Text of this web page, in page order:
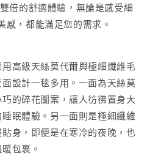
倍的舒適體驗，無論是感受細
感，都能滿足您的需求。
高級天絲莫代爾與極細纖維毛
設計一毯多用。一面為天絲莫
的碎花圖案，讓人彷彿置身大
眠體驗。另一面則是極細纖維
身，即便是在寒冷的夜晚，也
包裹。